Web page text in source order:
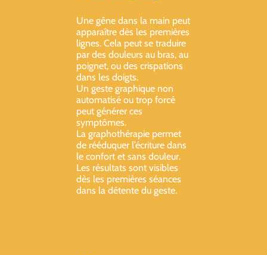
Une gêne dans la main peut
apparaître dès les premières
lignes. Cela peut se traduire
par des douleurs au bras, au
poignet, ou des crispations
dans les doigts.
Un geste graphique non
automatisé ou trop forcé
peut générer ces
symptômes.
La graphothérapie permet
de rééduquer l’écriture dans
le confort et sans douleur.
Les résultats sont visibles
dès les premières séances
dans la détente du geste.